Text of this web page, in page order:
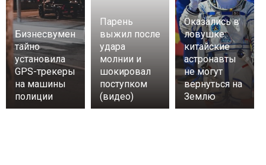
Бизнесвумен
тайно
установила
GPS-трекеры
на машины
полиции
Парень
выжил после
удара
молнии и
шокировал
поступком
(видео)
Оказались в
ловушке:
китайские
астронавты
не могут
вернуться на
Землю